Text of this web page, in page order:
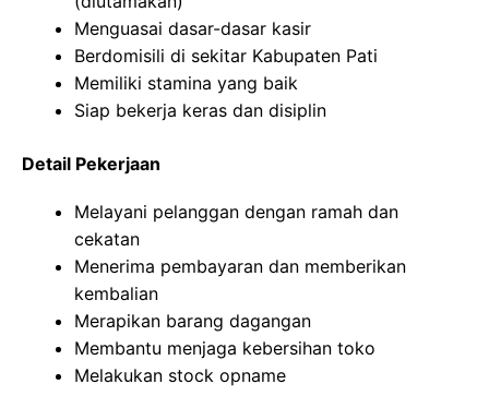
Menguasai dasar-dasar kasir
Berdomisili di sekitar Kabupaten Pati
Memiliki stamina yang baik
Siap bekerja keras dan disiplin
Detail Pekerjaan
Melayani pelanggan dengan ramah dan
cekatan
Menerima pembayaran dan memberikan
kembalian
Merapikan barang dagangan
Membantu menjaga kebersihan toko
Melakukan stock opname